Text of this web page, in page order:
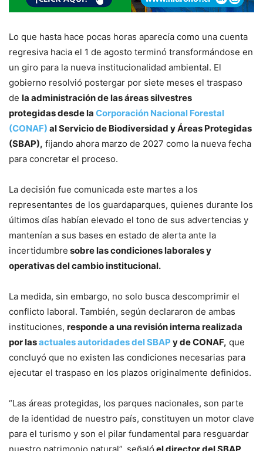
Lo que hasta hace pocas horas aparecía como una cuenta
regresiva hacia el 1 de agosto terminó transformándose en
un giro para la nueva institucionalidad ambiental. El
gobierno resolvió postergar por siete meses el traspaso
de la administración de las áreas silvestres
protegidas desde la Corporación Nacional Forestal
(CONAF) al Servicio de Biodiversidad y Áreas Protegidas
(SBAP), fijando ahora marzo de 2027 como la nueva fecha
para concretar el proceso.
La decisión fue comunicada este martes a los
representantes de los guardaparques, quienes durante los
últimos días habían elevado el tono de sus advertencias y
mantenían a sus bases en estado de alerta ante la
incertidumbre sobre las condiciones laborales y
operativas del cambio institucional.
La medida, sin embargo, no solo busca descomprimir el
conflicto laboral. También, según declararon de ambas
instituciones, responde a una revisión interna realizada
por lasactuales autoridades del SBAP y de CONAF, que
concluyó que no existen las condiciones necesarias para
ejecutar el traspaso en los plazos originalmente definidos.
“Las áreas protegidas, los parques nacionales, son parte
de la identidad de nuestro país, constituyen un motor clave
para el turismo y son el pilar fundamental para resguardar